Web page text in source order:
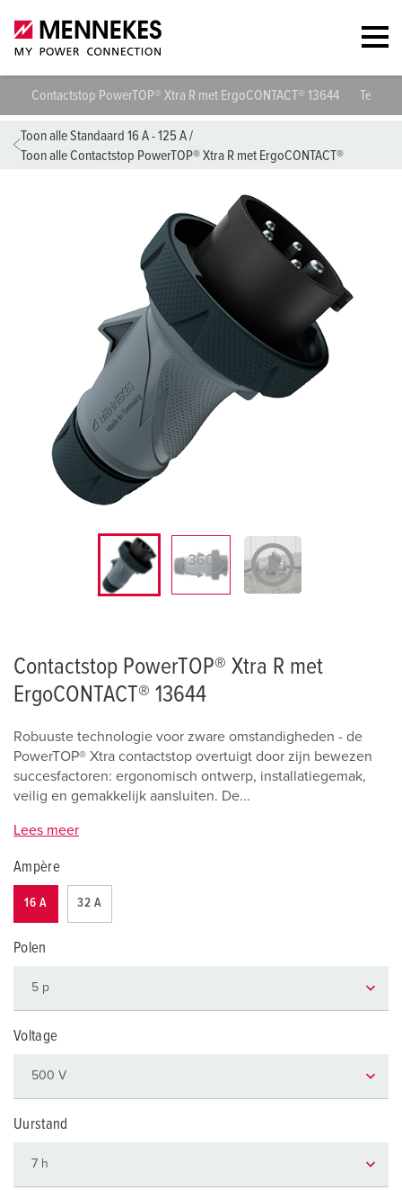
Contactstop PowerTOP® Xtra R met ErgoCONTACT® 13644
Toon alle Standaard 16 A - 125 A/
Toon alle Contactstop PowerTOP® Xtra R met ErgoCONTACT®
Contactstop PowerTOP® Xtra R met
ErgoCONTACT® 13644
Robuuste technologie voor zware omstandigheden - de
PowerTOP® Xtra contactstop overtuigt door zijn bewezen
succesfactoren: ergonomisch ontwerp, installatiegemak,
veilig en gemakkelijk aansluiten. De...
Lees meer
Ampère
16 A 32 A
Polen
Voltage
Uurstand